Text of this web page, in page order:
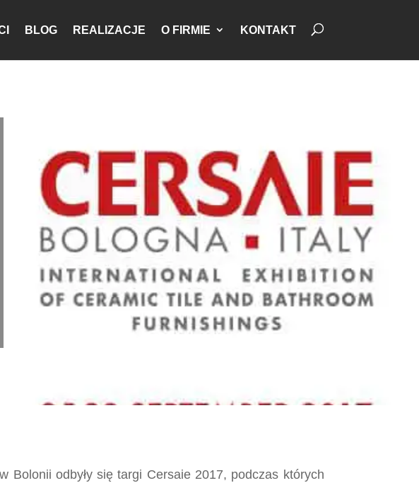
BLOG REALIZACJE O FIRMIE KONTAKT
odbyły się targi Cersaie 2017, podczas których